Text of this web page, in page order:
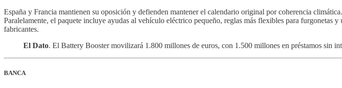
España y Francia mantienen su oposición y defienden mantener el calendario original por coherencia
Paralelamente, el paquete incluye ayudas al vehículo eléctrico pequeño, reglas más flexibles para
fabricantes.
El Dato. El Battery Booster movilizará 1.800 millones de euros, con 1.500 millones en préstamos sin
BANCA